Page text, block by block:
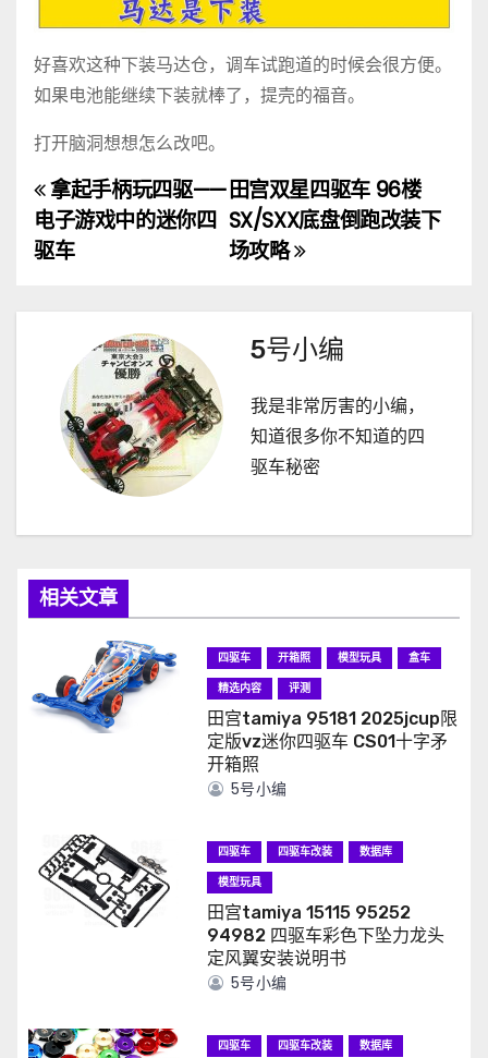
好喜欢这种下装马达仓，调车试跑道的时候会很方便。
如果电池能继续下装就棒了，提壳的福音。
打开脑洞想想怎么改吧。
文
章
田宫双星四驱车 96楼
SX/SXX底盘倒跑改装下
场攻略
拿起手柄玩四驱——
电子游戏中的迷你四
驱车
5号小编
我是非常厉害的小编，
知道很多你不知道的四
驱车秘密
相关文章
四驱车 开箱照 模型玩具
盒车
精选内容
评测
田宫tamiya 95181 2025jcup限
定版vz迷你四驱车 CS01十字矛
开箱照
5号小编
四驱车 四驱车改装
数据库
模型玩具
田宫tamiya 15115 95252
94982 四驱车彩色下坠力龙头
定风翼安装说明书
5号小编
四驱车 四驱车改装
数据库